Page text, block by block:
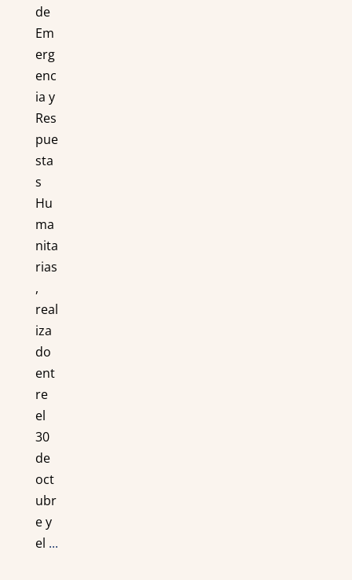
de
Em
erg
enc
ia y
Res
pue
sta
s
Hu
ma
nita
rias
,
real
iza
do
ent
re
el
30
de
oct
ubr
e y
el ...